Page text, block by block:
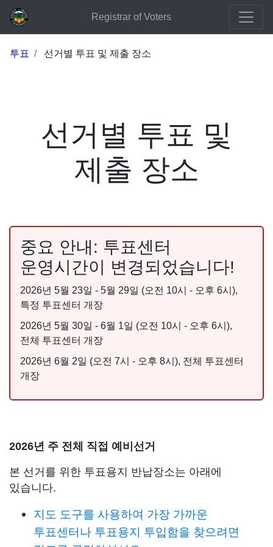
Registrar of Voters
투표 선거별 투표 및 제출 장소
선거별 투표 및
제출 장소
중요 안내: 투표센터
운영시간이 변경되었습니다!
2026년 5월 23일 - 5월 29일 (오전 10시 - 오후 6시),
특정 투표센터 개장
2026년 5월 30일 - 6월 1일 (오전 10시 - 오후 6시),
전체 투표센터 개장
2026년 6월 2일 (오전 7시 - 오후 8시), 전체 투표센터
개장
2026년 주 전체 직접 예비선거
본 선거를 위한 투표용지 반납장소는 아래에
있습니다.
지도 도구를 사용하여 가장 가까운
투표센터나 투표용지 투입함을 찾으려면